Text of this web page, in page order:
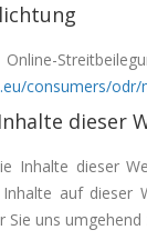
consumers/odr/
dieser
Inhalte dieser
auf dieser
Sie uns